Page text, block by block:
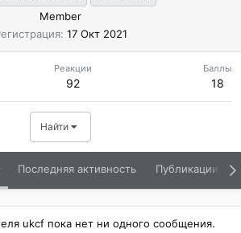
Member
17 Окт 2021
Реакции
92
Баллы
18
Найти
Последняя активность Публикации
ukcf пока нет ни одного сообщения.